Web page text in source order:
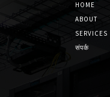
HOME
ABOUT
SERVICES
संपर्क